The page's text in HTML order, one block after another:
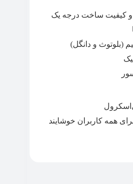
و کیفیت ساخت درجه یک
(بلوتوث و دانگل)
همه کاربران خوشایند